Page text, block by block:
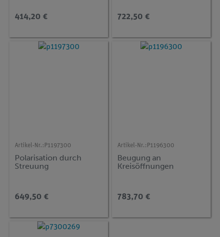
414,20 € 722,50 €
Artikel-Nr.: P1197300
Polarisation durch
Streuung
649,50 €
Artikel-Nr.: P1196300
Beugung an
Kreisöffnungen
783,70 €